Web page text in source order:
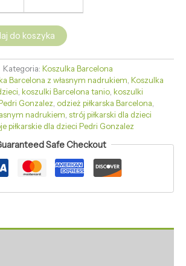
do koszyka
Kategoria: Koszulka Barcelona
Barcelona z własnym nadrukiem, Koszulka
, koszulki Barcelona tanio, koszulki
Gonzalez, odzież piłkarska Barcelona,
nadrukiem, strój piłkarski dla dzieci
piłkarskie dla dzieci Pedri Gonzalez
Safe Checkout